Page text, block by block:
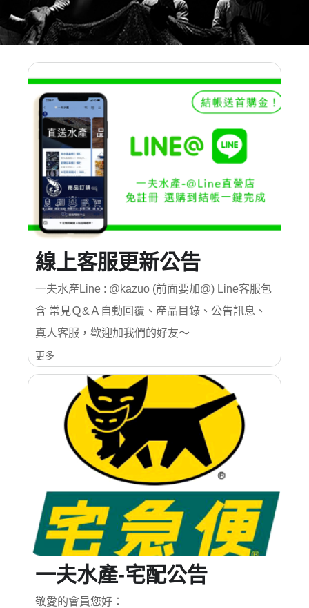
線上客服更新公告
一夫水產Line : @kazuo (前面要加@) Line客服包
含 常見Ｑ&Ａ自動回覆、產品目錄、公告訊息、
真人客服，歡迎加我們的好友～
更多
一夫水產-宅配公告
敬愛的會員您好：